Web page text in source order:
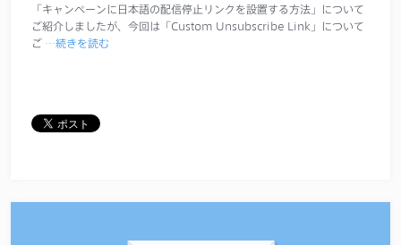
「キャンペーンに日本語の配信停止リンクを設置する方法」について
ご紹介しましたが、今回は「Custom Unsubscribe Link」について
ご …続きを読む